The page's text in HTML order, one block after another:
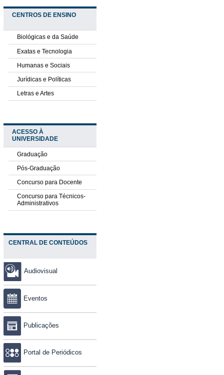
CENTROS DE ENSINO
Biológicas e da Saúde
Exatas e Tecnologia
Humanas e Sociais
Jurídicas e Políticas
Letras e Artes
ACESSO À
UNIVERSIDADE
Graduação
Pós-Graduação
Concurso para Docente
Concurso para Técnicos-
Administrativos
CENTRAL DE CONTEÚDOS
Audiovisual
Eventos
Publicações
Portal de Periódicos